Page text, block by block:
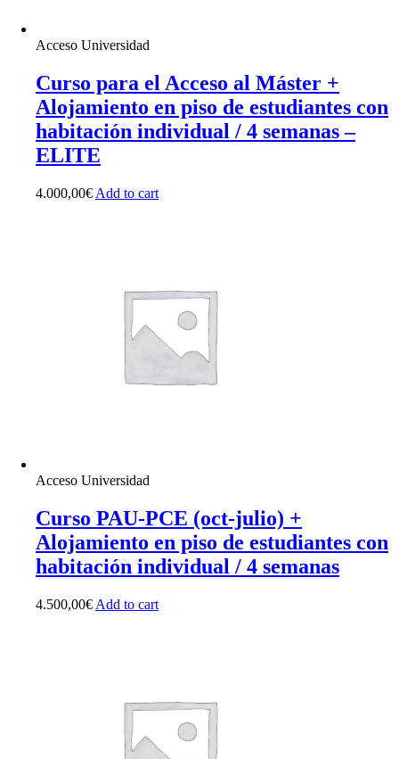
Acceso Universidad
Curso para el Acceso al Máster +
Alojamiento en piso de estudiantes con
habitación individual / 4 semanas –
ELITE
4.000,00€ Add to cart
Acceso Universidad
Curso PAU-PCE (oct-julio) +
Alojamiento en piso de estudiantes con
habitación individual / 4 semanas
4.500,00€ Add to cart